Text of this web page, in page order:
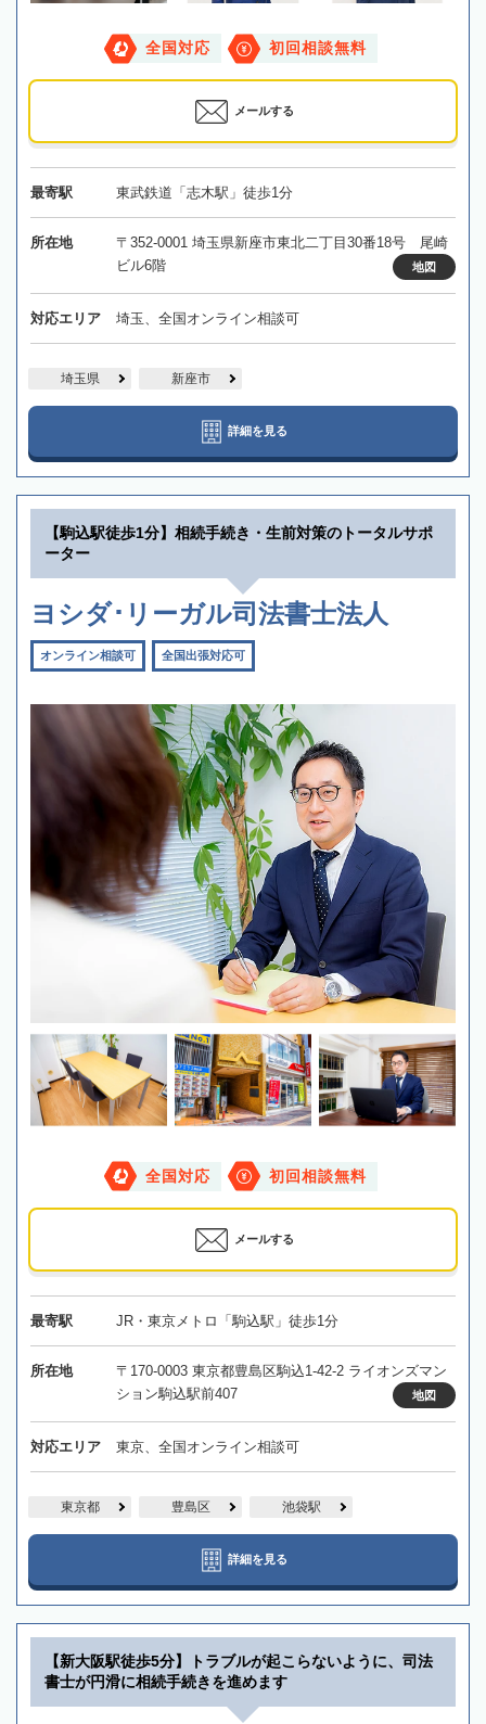
全国対応 初回相談無料
メールする
最寄駅 東武鉄道「志木駅」徒歩1分
所在地
〒352-0001 埼玉県新座市東北二丁目30番18号 尾崎
ビル6階
地図
対応エリア 埼玉、全国オンライン相談可
埼玉県 新座市
詳細を見る
【駒込駅徒歩1分】相続手続き・生前対策のトータルサポ
ーター
ヨシダ･リーガル司法書士法人
オンライン相談可 全国出張対応可
全国対応 初回相談無料
メールする
最寄駅 JR・東京メトロ「駒込駅」徒歩1分
所在地
〒170-0003 東京都豊島区駒込1-42-2 ライオンズマン
ション駒込駅前407
地図
対応エリア 東京、全国オンライン相談可
東京都 豊島区 池袋駅
詳細を見る
【新大阪駅徒歩5分】トラブルが起こらないように、司法
書士が円滑に相続手続きを進めます